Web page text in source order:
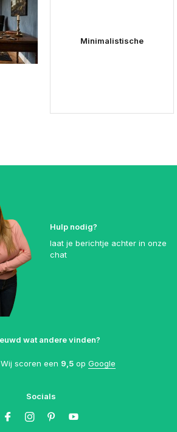
Minimalistische
Hulp nodig?
laat je berichtje achter in onze
chat
wat andere vinden?
Wij scoren een 9,5 op Google
Socials